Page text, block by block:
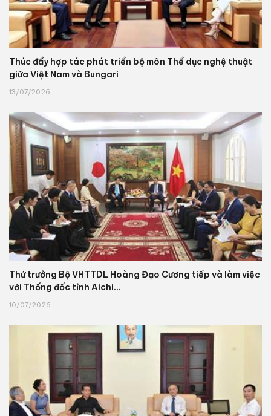
Thúc đẩy hợp tác phát triển bộ môn Thể dục nghệ thuật
giữa Việt Nam và Bungari
13/07/2026
Thứ trưởng Bộ VHTTDL Hoàng Đạo Cương tiếp và làm việc
với Thống đốc tỉnh Aichi...
10/07/2026